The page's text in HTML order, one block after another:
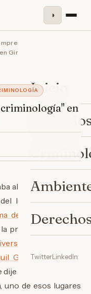
◑
Inicio
Sobre
TwitterLinkedIn
en
Girona #Catal…
criminología" en
algunos pequeños
lunes pasado en
de Barcelona , hoy
presentación en la
de Girona
Gil
me planteó la
sin dudar que me
uno de esos lugares